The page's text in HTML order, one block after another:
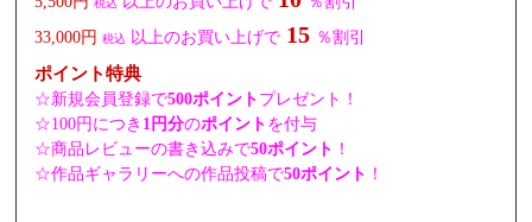
33,000円 税込 以上のお買い上げで 15 ％割引
ポイント特典
☆新規会員登録で500ポイント プレゼント！
☆100円につき 1円分のポイント を付与
☆商品レビューの書き込みで50ポイント ！
☆作品ギャラリーへの作品投稿で50ポイント ！